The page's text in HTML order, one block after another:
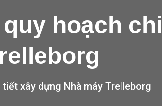
hoạch
xây dựng Nhà máy Trelleborg